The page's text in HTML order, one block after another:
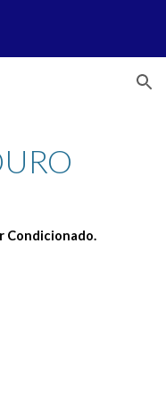
Condicionado.